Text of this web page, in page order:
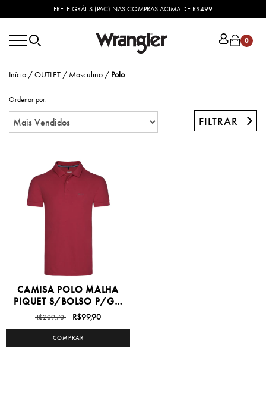
FRETE GRÁTIS (PAC) NAS COMPRAS ACIMA DE R$499
0
Início /OUTLET / Masculino / Polo
Ordenar por:
FILTRAR
CAMISA POLO MALHA
PIQUET S/BOLSO P/GG
-...
R$209,70 R$99,90
COMPRAR